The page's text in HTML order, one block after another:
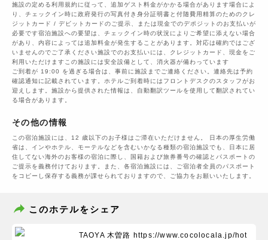
施設の定める利用規約に従って、追加ゲスト料金がかかる場合があります場合によ
り、チェックイン時に政府発行の写真付き身分証明書と付随費用精算のためのクレ
ジットカード / デビットカードのご提示、または現金でのデポジットのお支払いが
必要です宿泊施設への要望は、チェックイン時の状況によりご希望に添えない場合
があり、内容によっては追加料金が発生することがあります。対応は確約ではござ
いませんのでご了承ください施設でのお支払いには、クレジットカード、現金をご
利用いただけますこの施設には安全設備として、消火器が備わっています
ご到着が 19:00 を過ぎる場合は、事前に施設までご連絡ください。連絡先は予約
確認通知に記載されています。ホテルご到着時にはフロントデスクのスタッフがお
迎えします。施設から提供された情報は、自動翻訳ツールを使用して翻訳されてい
る場合があります。
その他の情報
この宿泊施設には、12 歳以下のお子様はご滞在いただけません。 日本の厚生労働
省は、インやホテル、モーテルなどを含むいかなる種類の宿泊施設でも、日本に​居
住してない海外のお客様の宿泊に際し、国籍および旅券番号の確認とパスポートの
ご提示を義務付け​ております。また、各宿泊施設には、ご宿泊者全員のパスポート
をコピーし保存する義務が課せられておりますの​で、ご協力をお願いいたします。
このホテルをシェア
TAOYA 木曽路 https://www.cocolocala.jp/hot